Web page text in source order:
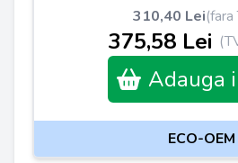
310,40 Lei
375,58 Lei
Adauga
ECO-OEM